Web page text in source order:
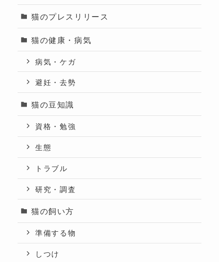
猫のプレスリリース
猫の健康・病気
病気・ケガ
避妊・去勢
猫の豆知識
資格・勉強
生態
トラブル
研究・調査
猫の飼い方
準備する物
しつけ